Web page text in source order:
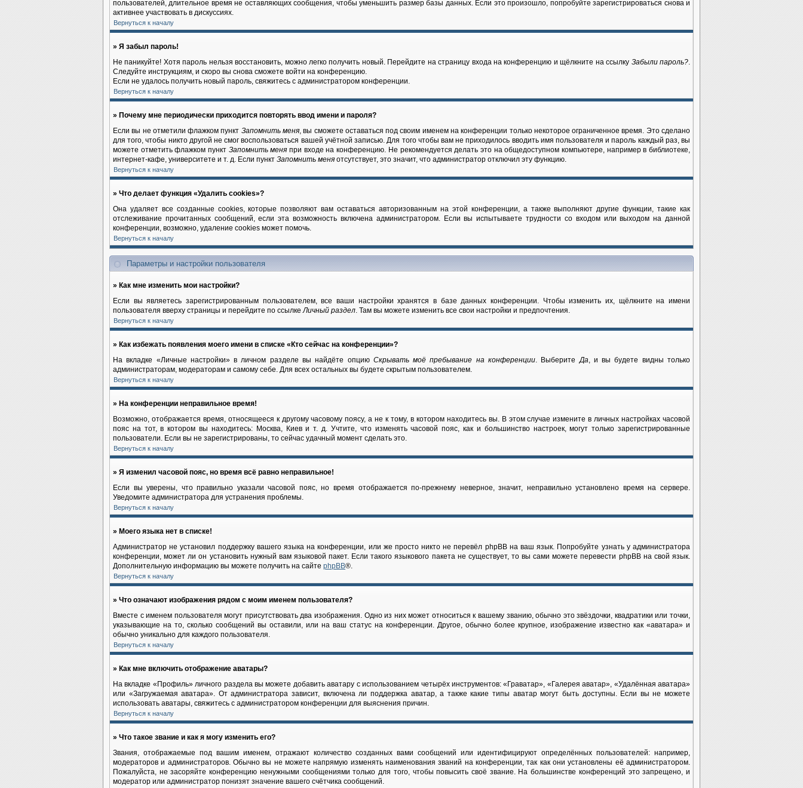
пользователей, длительное время не оставляющих сообщения, чтобы уменьшить размер базы данных. Если это произошло, попробуйте зарегистрироваться снова и
активнее участвовать в дискуссиях.
Вернуться к началу
» Я забыл пароль!
Не паникуйте! Хотя пароль нельзя восстановить, можно легко получить новый. Перейдите на страницу входа на конференцию и щёлкните на ссылку Забыли пароль?.
Следуйте инструкциям, и скоро вы снова сможете войти на конференцию.
Если не удалось получить новый пароль, свяжитесь с администратором конференции.
Вернуться к началу
» Почему мне периодически приходится повторять ввод имени и пароля?
Если вы не отметили флажком пункт Запомнить меня, вы сможете оставаться под своим именем на конференции только некоторое ограниченное время. Это сделано
для того, чтобы никто другой не смог воспользоваться вашей учётной записью. Для того чтобы вам не приходилось вводить имя пользователя и пароль каждый раз, вы
можете отметить флажком пункт Запомнить меня при входе на конференцию. Не рекомендуется делать это на общедоступном компьютере, например в библиотеке,
интернет-кафе, университете и т. д. Если пункт Запомнить меня отсутствует, это значит, что администратор отключил эту функцию.
Вернуться к началу
» Что делает функция «Удалить cookies»?
Она удаляет все созданные cookies, которые позволяют вам оставаться авторизованным на этой конференции, а также выполняют другие функции, такие как
отслеживание прочитанных сообщений, если эта возможность включена администратором. Если вы испытываете трудности со входом или выходом на данной
конференции, возможно, удаление cookies может помочь.
Вернуться к началу
Параметры и настройки пользователя
» Как мне изменить мои настройки?
Если вы являетесь зарегистрированным пользователем, все ваши настройки хранятся в базе данных конференции. Чтобы изменить их, щёлкните на имени
пользователя вверху страницы и перейдите по ссылкеЛичный раздел. Там вы можете изменить все свои настройки и предпочтения.
Вернуться к началу
» Как избежать появления моего имени в списке «Кто сейчас на конференции»?
На вкладке «Личные настройки» в личном разделе вы найдёте опцию Скрывать моё пребывание на конференции. ВыберитеДа, и вы будете видны только
администраторам, модераторам и самому себе. Для всех остальных вы будете скрытым пользователем.
Вернуться к началу
» На конференции неправильное время!
Возможно, отображается время, относящееся к другому часовому поясу, а не к тому, в котором находитесь вы. В этом случае измените в личных настройках часовой
пояс на тот, в котором вы находитесь: Москва, Киев и т. д. Учтите, что изменять часовой пояс, как и большинство настроек, могут только зарегистрированные
пользователи. Если вы не зарегистрированы, то сейчас удачный момент сделать это.
Вернуться к началу
» Я изменил часовой пояс, но время всё равно неправильное!
Если вы уверены, что правильно указали часовой пояс, но время отображается по-прежнему неверное, значит, неправильно установлено время на сервере.
Уведомите администратора для устранения проблемы.
Вернуться к началу
» Моего языка нет в списке!
Администратор не установил поддержку вашего языка на конференции, или же просто никто не перевёл phpBB на ваш язык. Попробуйте узнать у администратора
конференции, может ли он установить нужный вам языковой пакет. Если такого языкового пакета не существует, то вы сами можете перевести phpBB на свой язык.
Дополнительную информацию вы можете получить на сайте phpBB®.
Вернуться к началу
» Что означают изображения рядом с моим именем пользователя?
Вместе с именем пользователя могут присутствовать два изображения. Одно из них может относиться к вашему званию, обычно это звёздочки, квадратики или точки,
указывающие на то, сколько сообщений вы оставили, или на ваш статус на конференции. Другое, обычно более крупное, изображение известно как «аватара» и
обычно уникально для каждого пользователя.
Вернуться к началу
» Как мне включить отображение аватары?
На вкладке «Профиль» личного раздела вы можете добавить аватару с использованием четырёх инструментов: «Граватар», «Галерея аватар», «Удалённая аватара»
или «Загружаемая аватара». От администратора зависит, включена ли поддержка аватар, а также какие типы аватар могут быть доступны. Если вы не можете
использовать аватары, свяжитесь с администратором конференции для выяснения причин.
Вернуться к началу
» Что такое звание и как я могу изменить его?
Звания, отображаемые под вашим именем, отражают количество созданных вами сообщений или идентифицируют определённых пользователей: например,
модераторов и администраторов. Обычно вы не можете напрямую изменять наименования званий на конференции, так как они установлены её администратором.
Пожалуйста, не засоряйте конференцию ненужными сообщениями только для того, чтобы повысить своё звание. На большинстве конференций это запрещено, и
модератор или администратор понизят значение вашего счётчика сообщений.